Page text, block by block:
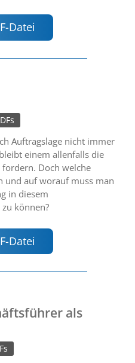
Datei
Auftragslage nicht immer
einem allenfalls die
Doch welche
und auf worauf muss man
in diesem
können?
Datei
als